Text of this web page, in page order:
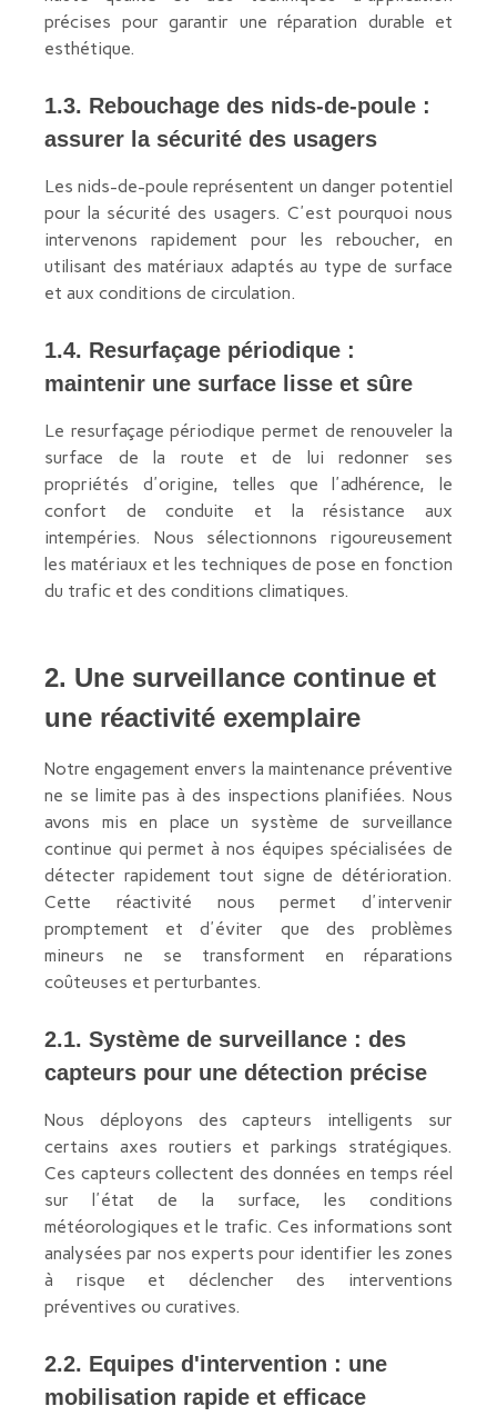
précises pour garantir une réparation durable et
esthétique.
1.3. Rebouchage des nids-de-poule :
assurer la sécurité des usagers
Les nids-de-poule représentent un danger potentiel
pour la sécurité des usagers. C'est pourquoi nous
intervenons rapidement pour les reboucher, en
utilisant des matériaux adaptés au type de surface
et aux conditions de circulation.
1.4. Resurfaçage périodique :
maintenir une surface lisse et sûre
Le resurfaçage périodique permet de renouveler la
surface de la route et de lui redonner ses
propriétés d'origine, telles que l'adhérence, le
confort de conduite et la résistance aux
intempéries. Nous sélectionnons rigoureusement
les matériaux et les techniques de pose en fonction
du trafic et des conditions climatiques.
2. Une surveillance continue et
une réactivité exemplaire
Notre engagement envers la maintenance préventive
ne se limite pas à des inspections planifiées. Nous
avons mis en place un système de surveillance
continue qui permet à nos équipes spécialisées de
détecter rapidement tout signe de détérioration.
Cette réactivité nous permet d'intervenir
promptement et d'éviter que des problèmes
mineurs ne se transforment en réparations
coûteuses et perturbantes.
2.1. Système de surveillance : des
capteurs pour une détection précise
Nous déployons des capteurs intelligents sur
certains axes routiers et parkings stratégiques.
Ces capteurs collectent des données en temps réel
sur l'état de la surface, les conditions
météorologiques et le trafic. Ces informations sont
analysées par nos experts pour identifier les zones
à risque et déclencher des interventions
préventives ou curatives.
2.2. Equipes d'intervention : une
mobilisation rapide et efficace